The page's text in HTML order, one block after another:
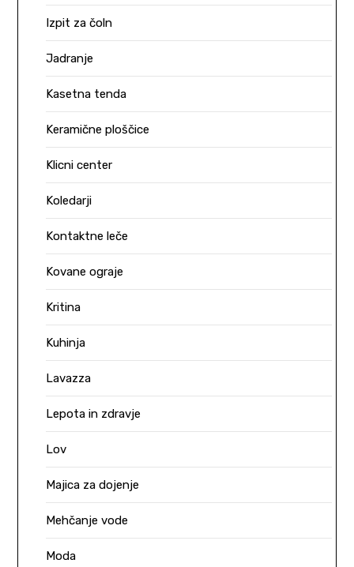
Izpit za čoln
Jadranje
Kasetna tenda
Keramične ploščice
Klicni center
Koledarji
Kontaktne leče
Kovane ograje
Kritina
Kuhinja
Lavazza
Lepota in zdravje
Lov
Majica za dojenje
Mehčanje vode
Moda